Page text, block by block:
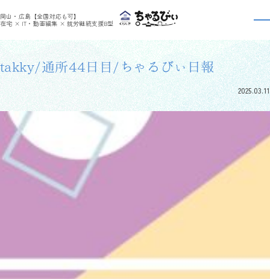
岡山・広島【全国対応も可】
在宅 × IT・動画編集 × 就労継続支援B型
利用者さんの日報 >
利用者さんの日報
takky/通所44日目/ちゃるびぃ日報
2025.03.11